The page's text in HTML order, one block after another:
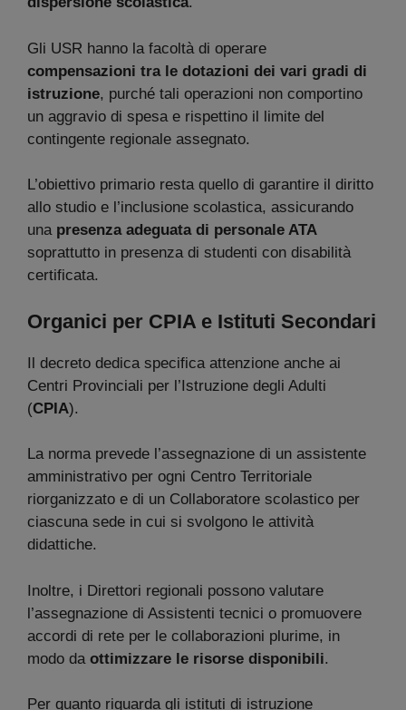
Gli USR hanno la facoltà di operare
compensazioni tra le dotazioni dei vari gradi di
istruzione, purché tali operazioni non comportino
un aggravio di spesa e rispettino il limite del
contingente regionale assegnato.
L’obiettivo primario resta quello di garantire il diritto
allo studio e l’inclusione scolastica, assicurando
una presenza adeguata di personale ATA
soprattutto in presenza di studenti con disabilità
certificata.
Organici per CPIA e Istituti Secondari
Il decreto dedica specifica attenzione anche ai
Centri Provinciali per l’Istruzione degli Adulti
(CPIA).
La norma prevede l’assegnazione di un assistente
amministrativo per ogni Centro Territoriale
riorganizzato e di un Collaboratore scolastico per
ciascuna sede in cui si svolgono le attività
didattiche.
Inoltre, i Direttori regionali possono valutare
l’assegnazione di Assistenti tecnici o promuovere
accordi di rete per le collaborazioni plurime, in
modo da ottimizzare le risorse disponibili.
Per quanto riguarda gli istituti di istruzione